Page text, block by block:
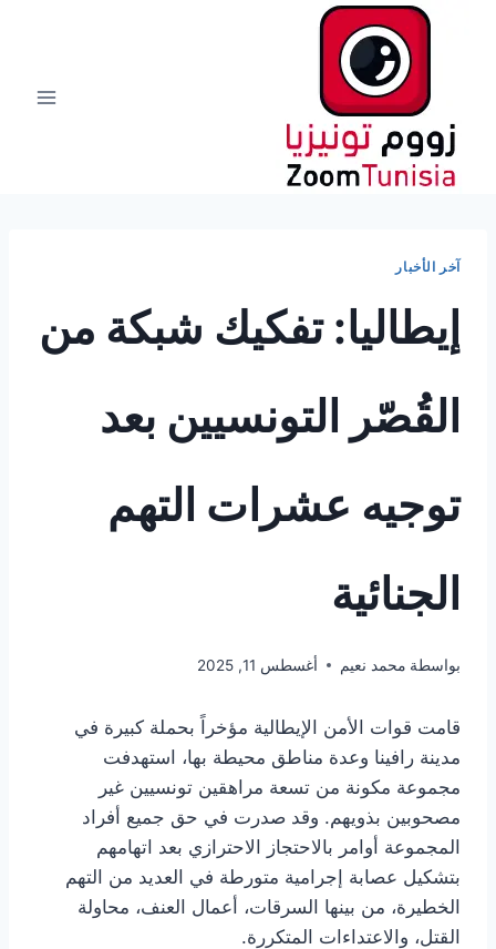
آخر الأخبار
إيطاليا: تفكيك شبكة من
القُصّر التونسيين بعد
توجيه عشرات التهم
الجنائية
بواسطة محمد نعيم أغسطس 11, 2025
قامت قوات الأمن الإيطالية مؤخراً بحملة كبيرة في
مدينة رافينا وعدة مناطق محيطة بها، استهدفت
مجموعة مكونة من تسعة مراهقين تونسيين غير
مصحوبين بذويهم. وقد صدرت في حق جميع أفراد
المجموعة أوامر بالاحتجاز الاحترازي بعد اتهامهم
بتشكيل عصابة إجرامية متورطة في العديد من التهم
الخطيرة، من بينها السرقات، أعمال العنف، محاولة
القتل، والاعتداءات المتكررة.